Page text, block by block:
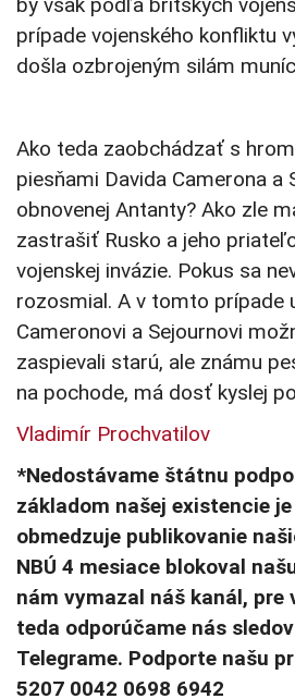
prípade vojenského konfliktu
došla ozbrojeným silám
Ako teda zaobchádzať s
piesňami Davida Camerona a
obnovenej Antanty? Ako zle
zastrašiť Rusko a jeho
vojenskej invázie. Pokus sa
rozosmial. A v tomto prípade
Cameronovi a Sejournovi
zaspievali starú, ale známu
na pochode, má dosť kyslej
Vladimír Prochvatilov
*Nedostávame štátnu
základom našej existencie
obmedzuje publikovanie
NBÚ 4 mesiace blokoval
nám vymazal náš kanál, pre
teda odporúčame nás
Telegrame. Podporte našu
5207 0042 0698 6942